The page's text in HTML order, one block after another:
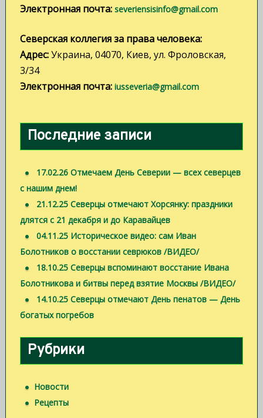
Электронная почта: severiensisinfo@gmail.com
Северская коллегия за права человека:
Адрес:Украина, 04070, Киев, ул. Фроловская,
3/34
Электронная почта: iusseveria@gmail.com
Последние записи
17.02.26 Отмечаем День Северии — всех северцев
с нашим днем!
21.12.25 Северцы отмечают Хорсянку: праздники
длятся с 21 декабря и до Каравайцев
04.11.25 Историческое видео: сам Иван
Болотников о восстании севрюков /ВИДЕО/
18.10.25 Северцы вспоминают восстание Ивана
Болотникова и битвы перед взятие Москвы /ВИДЕО/
14.10.25 Северцы отмечают День пенатов — День
богатых погребов
Рубрики
Новости
Рецепты